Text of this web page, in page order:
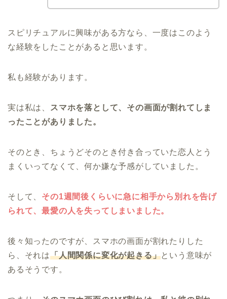
スピリチュアルに興味がある方なら、一度はこのよう
な経験をしたことがあると思います。
私も経験があります。
実は私は、
スマホを落として、その画面が割れてしま
ったことがありました。
そのとき、ちょうどそのとき付き合っていた恋人とう
まくいってなくて、何か嫌な予感がしていました。
そして、 その1週間後くらいに急に相手から別れを告げ
られて、最愛の人を失ってしまいました。
後々知ったのですが、スマホの画面が割れたりした
ら、それは「人間関係に変化が起きる」という意味が
あるそうです。